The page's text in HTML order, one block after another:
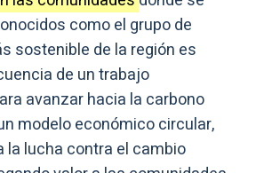
como el grupo de
sostenible de la región es
de un trabajo
avanzar hacia la carbono
modelo económico circular,
la lucha contra el cambio